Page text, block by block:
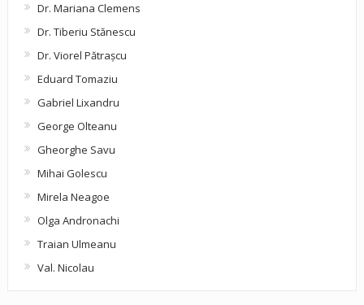
Dr. Mariana Clemens
Dr. Tiberiu Stănescu
Dr. Viorel Pătraşcu
Eduard Tomaziu
Gabriel Lixandru
George Olteanu
Gheorghe Savu
Mihai Golescu
Mirela Neagoe
Olga Andronachi
Traian Ulmeanu
Val. Nicolau